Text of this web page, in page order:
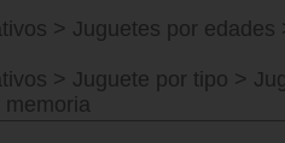
> Juguetes por edades
> Juguete por tipo >